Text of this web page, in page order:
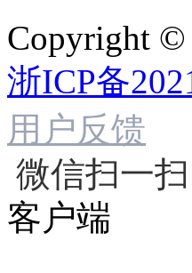
Copyright ©
浙ICP备
用户反馈
微信扫一扫
客户端